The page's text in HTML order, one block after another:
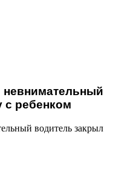
с ребенком
водитель закрыл